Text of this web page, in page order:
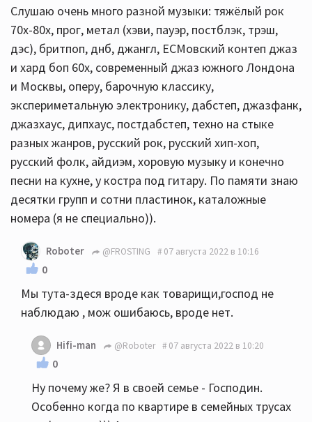
Слушаю очень много разной музыки: тяжёлый рок
70х-80х, прог, метал (хэви, пауэр, постблэк, трэш,
дэс), бритпоп, днб, джангл, ЕСМовский контеп джаз
и хард боп 60х, современный джаз южного Лондона
и Москвы, оперу, барочную классику,
экспериметальную электронику, дабстеп, джазфанк,
джазхаус, дипхаус, постдабстеп, техно на стыке
разных жанров, русский рок, русский хип-хоп,
русский фолк, айдиэм, хоровую музыку и конечно
песни на кухне, у костра под гитару. По памяти знаю
десятки групп и сотни пластинок, каталожные
номера (я не специально)).
Roboter @FROSTING 07 августа 2022 в 10:16
0
Мы тута-здеся вроде как товарищи,господ не
наблюдаю , мож ошибаюсь, вроде нет.
Hifi-man @Roboter 07 августа 2022 в 10:20
0
Ну почему же? Я в своей семье - Господин.
Особенно когда по квартире в семейных трусах